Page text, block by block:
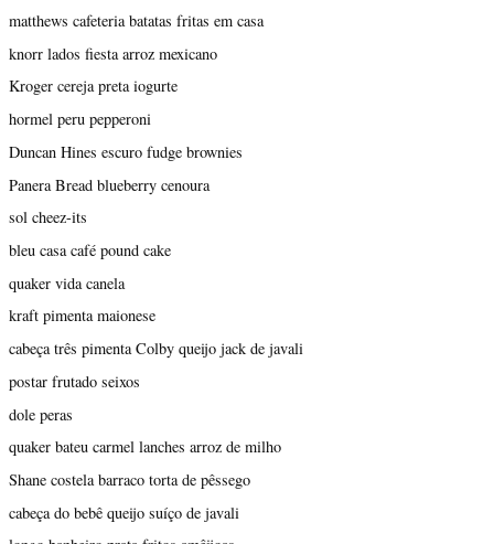
matthews cafeteria batatas fritas em casa
knorr lados fiesta arroz mexicano
Kroger cereja preta iogurte
hormel peru pepperoni
Duncan Hines escuro fudge brownies
Panera Bread blueberry cenoura
sol cheez-its
bleu casa café pound cake
quaker vida canela
kraft pimenta maionese
cabeça três pimenta Colby queijo jack de javali
postar frutado seixos
dole peras
quaker bateu carmel lanches arroz de milho
Shane costela barraco torta de pêssego
cabeça do bebê queijo suíço de javali